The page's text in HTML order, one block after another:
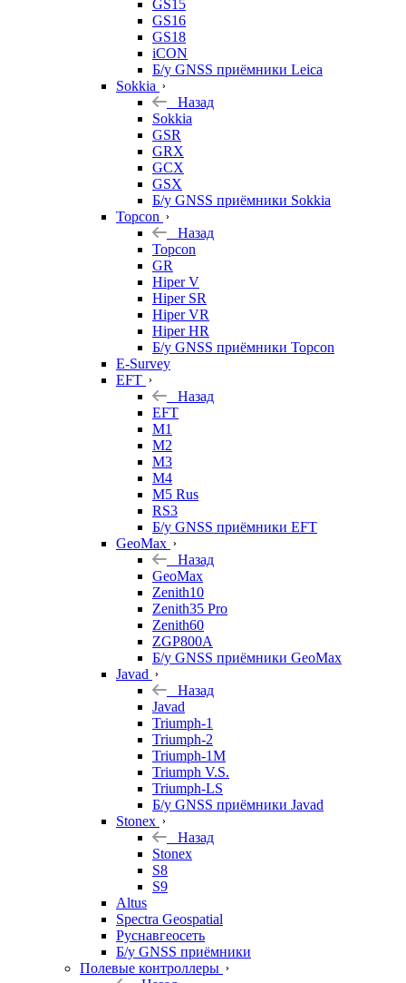
GS15
GS16
GS18
iCON
Б/у GNSS приёмники Leica
Sokkia
Назад
Sokkia
GSR
GRX
GCX
GSX
Б/у GNSS приёмники Sokkia
Topcon
Назад
Topcon
GR
Hiper V
Hiper SR
Hiper VR
Hiper HR
Б/у GNSS приёмники Topcon
E-Survey
EFT
Назад
EFT
M1
M2
M3
M4
M5 Rus
RS3
Б/у GNSS приёмники EFT
GeoMax
Назад
GeoMax
Zenith10
Zenith35 Pro
Zenith60
ZGP800A
Б/у GNSS приёмники GeoMax
Javad
Назад
Javad
Triumph-1
Triumph-2
Triumph-1M
Triumph V.S.
Triumph-LS
Б/у GNSS приёмники Javad
Stonex
Назад
Stonex
S8
S9
Altus
Spectra Geospatial
Руснавгеосеть
Б/у GNSS приёмники
Полевые контроллеры